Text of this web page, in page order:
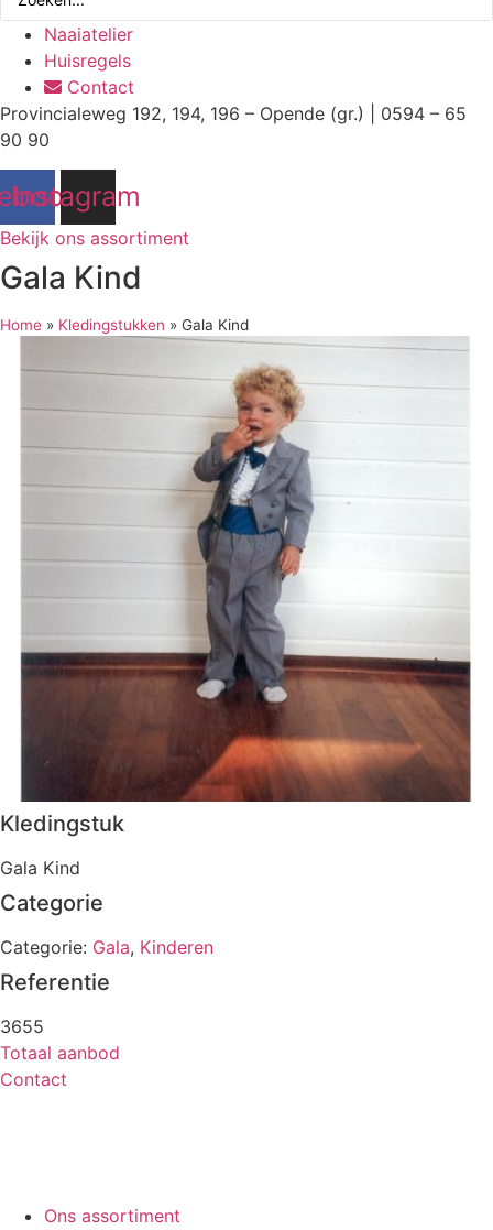
Naaiatelier
Huisregels
Contact
Provincialeweg 192, 194, 196 – Opende (gr.) | 0594 – 65
90 90
Instagram
Bekijk ons assortiment
Gala Kind
Home » Kledingstukken » Gala Kind
Kledingstuk
Gala Kind
Categorie
Categorie: Gala, Kinderen
Referentie
3655
Totaal aanbod
Contact
Ons assortiment